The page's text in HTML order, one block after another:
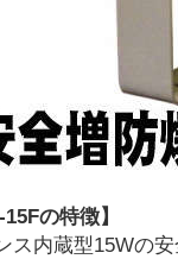
15Fの特徴】
ス内蔵型15Wの